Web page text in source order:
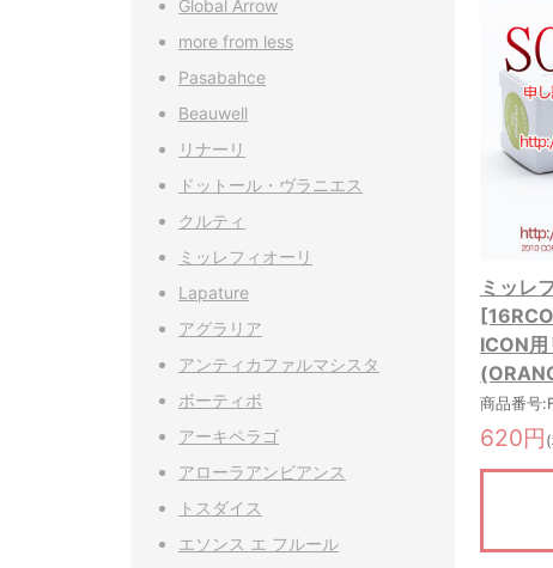
ミッレ
ICON
商品番号
620円
Global Arrow
more from less
Pasabahce
Beauwell
リナーリ
ドットール・ヴラニエス
クルティ
ミッレフィオーリ
Lapature
アグラリア
アンティカファルマシスタ
ボーティボ
アーキペラゴ
アローラアンビアンス
トスダイス
エソンス エ フルール